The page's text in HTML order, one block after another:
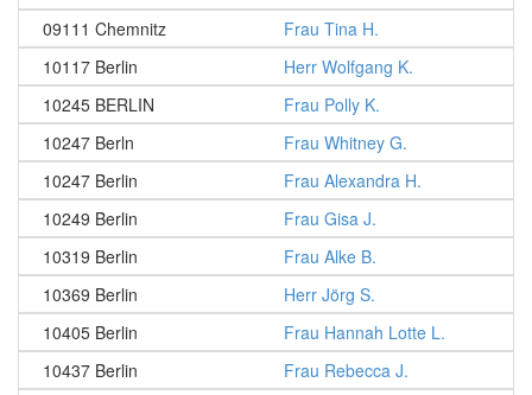
09111 Chemnitz
Frau Tina H.
10117 Berlin
Herr Wolfgang K.
10245 BERLIN
Frau Polly K.
10247 Berln
Frau Whitney G.
10247 Berlin
Frau Alexandra H.
10249 Berlin
Frau Gisa J.
10319 Berlin
Frau Alke B.
10369 Berlin
Herr Jörg S.
10405 Berlin
Frau Hannah Lotte L.
10437 Berlin
Frau Rebecca J.